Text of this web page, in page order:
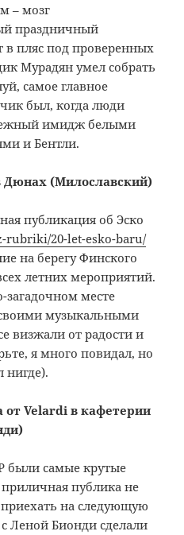
– мозг
праздничный
в пляс под проверенных
Мурадян умел собрать
самое главное
был, когда люди
имидж белыми
и Бентли.
Дюнах (Милославский)
публикация об Эско
rubriki/20-let-esko-baru/
на берегу Финского
летних мероприятий.
загадочном месте
музыкальными
визжали от радости и
я много повидал, но
нигде).
от Velardi в кафетерии
были самые крутые
публика не
на следующую
Леной Бионди сделали